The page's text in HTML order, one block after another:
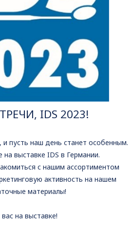
IDS 2023!
и пусть наш день станет особенным.
выставке IDS в Германии.
с нашим ассортиментом
активность на нашем
материалы!
на выставке!